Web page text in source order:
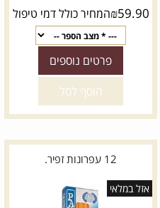
₪59.90 המחיר כולל דמי טיפול
פרטים נוספים
הוסף לסל
12 עפרונות זפיר.
אזל במלאי